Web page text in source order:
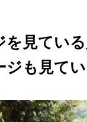
見ている
ジも見て